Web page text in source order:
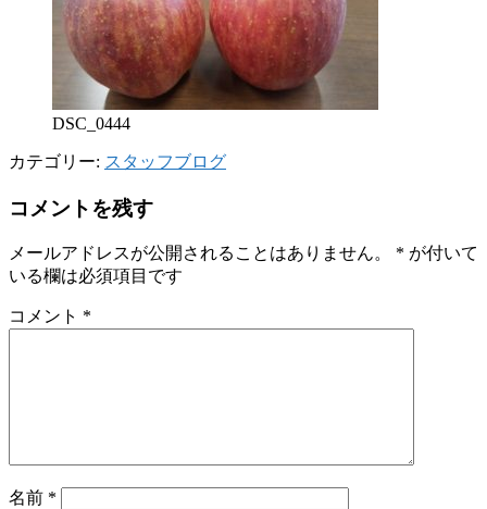
DSC_0444
カテゴリー: スタッフブログ
コメントを残す
メールアドレスが公開されることはありません。 * が付いて
いる欄は必須項目です
コメント *
名前 *